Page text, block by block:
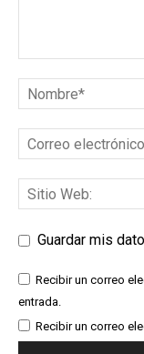
Guardar mis
Recibir un correo
entrada.
Recibir un correo